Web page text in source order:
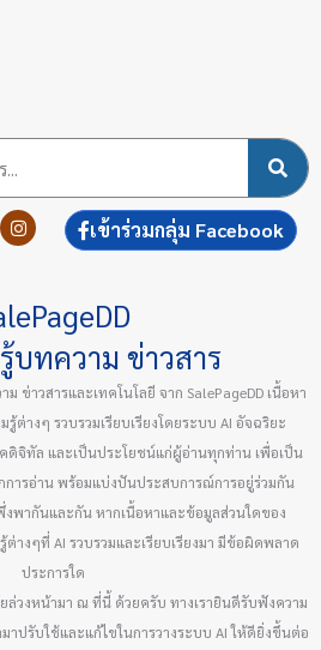
I
n
g
r
m
เข้าร่วมกลุ่ม Facebook
บทความ ข่าวสาร
ข่าวสารและเทคโนโลยี จาก SalePageDD เนื้อหา
ต่างๆ รวบรวมเรียบเรียงโดยระบบ AI อัจฉริยะ
คดิจิทัล และเป็นประโยชน์แก่ผู้อ่านทุกท่าน เพื่อเป็น
ารอ่าน พร้อมแบ่งปันประสบการณ์การอยู่ร่วมกัน
พากันและกัน หากเนื้อหาและข้อมูลส่วนใดของ
างๆที่ AI รวบรวมและเรียบเรียงมา มีข้อผิดพลาด
ประการใด
ล่วงหน้ามา ณ ที่นี้ ด้วยครับ ทางเรายินดีรับฟังความ
ปรับใช้และแก้ไขในการวางระบบ AI ให้ดียิ่งขึ้นต่อ